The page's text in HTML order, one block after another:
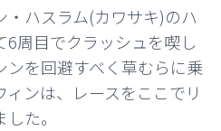
ハスラム(カワサキ)のハ
周目でクラッシュを喫し
ンを回避すべく草むらに乗
ンは、レースをここでリ
た。